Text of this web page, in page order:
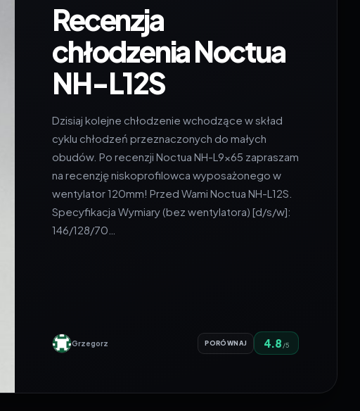
Recenzja
chłodzenia Noctua
NH-L12S
Dzisiaj kolejne chłodzenie wchodzące w skład
cyklu chłodzeń przeznaczonych do małych
obudów. Po recenzji Noctua NH-L9x65 zapraszam
na recenzję niskoprofilowca wyposażonego w
wentylator 120mm! Przed Wami Noctua NH-L12S.
Specyfikacja Wymiary (bez wentylatora) [d/s/w]:
146/128/70…
Grzegorz PORÓWNAJ 4.8 /5